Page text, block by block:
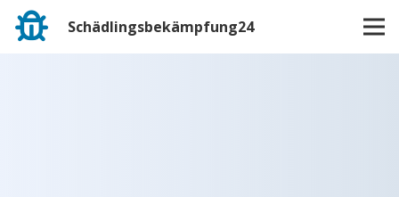
Schädlingsbekämpfung24